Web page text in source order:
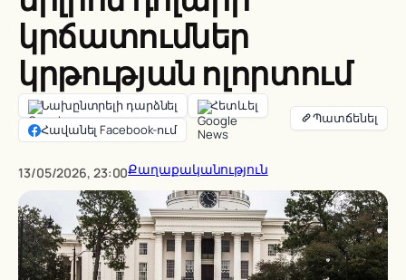
կրճատումներ
կրթության ոլորտում
Նախընտրելի դարձնել
Հետևել
Հավանել Facebook-ում
13/05/2026, 23:00Քաղաքականություն